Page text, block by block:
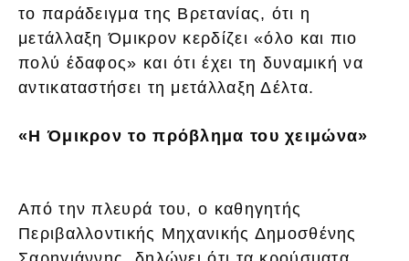
το παράδειγμα της Βρετανίας, ότι η
μετάλλαξη Όμικρον κερδίζει «όλο και πιο
πολύ έδαφος» και ότι έχει τη δυναμική να
αντικαταστήσει τη μετάλλαξη Δέλτα.
«Η Όμικρον το πρόβλημα του χειμώνα»
Από την πλευρά του, ο καθηγητής
Περιβαλλοντικής Μηχανικής Δημοσθένης